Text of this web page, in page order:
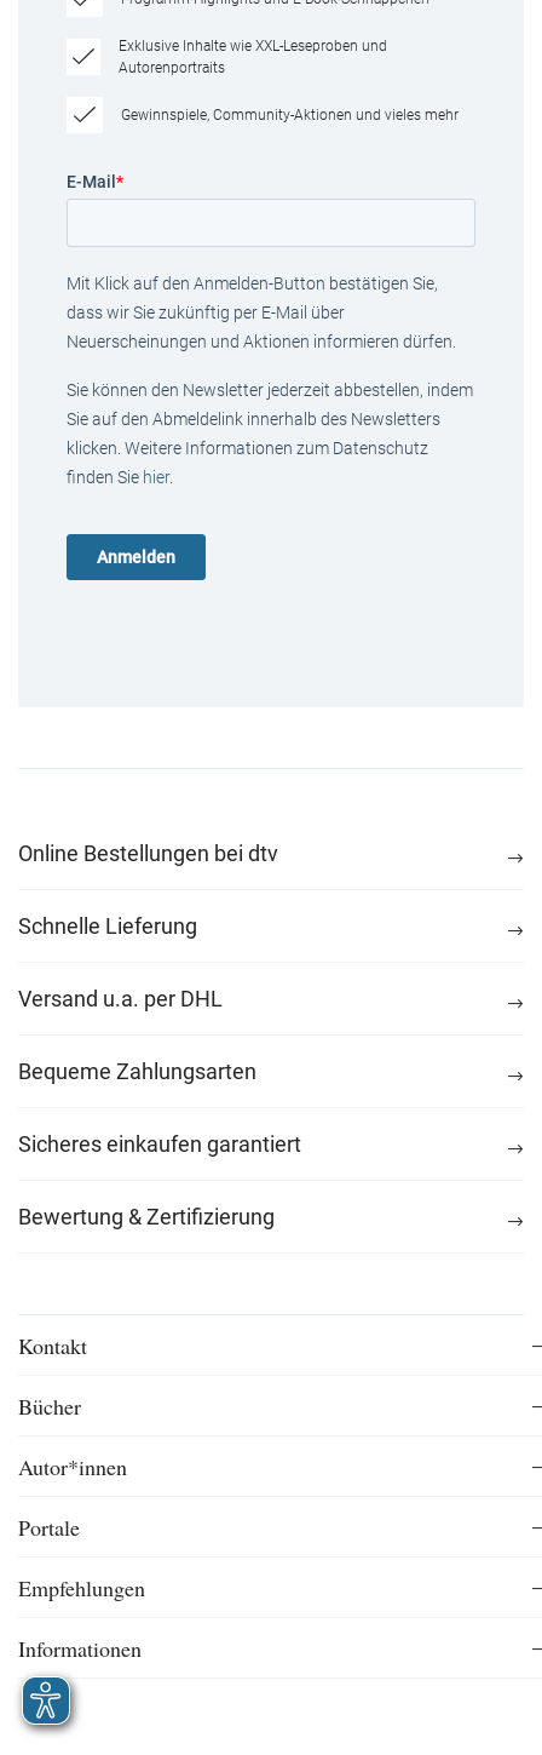
Exklusive Inhalte wie XXL-Leseproben und
Autorenportraits
Gewinnspiele, Community-Aktionen und vieles mehr
E-Mail *
Mit Klick auf den Anmelden-Button bestätigen Sie,
dass wir Sie zukünftig per E-Mail über
Neuerscheinungen und Aktionen informieren dürfen.
Sie können den Newsletter jederzeit abbestellen, indem
Sie auf den Abmeldelink innerhalb des Newsletters
klicken. Weitere Informationen zum Datenschutz
finden Sie hier.
Online Bestellungen bei dtv
Schnelle Lieferung
Versand u.a. per DHL
Bequeme Zahlungsarten
Sicheres einkaufen garantiert
Bewertung & Zertifizierung
Kontakt
Bücher
Autor*innen
Portale
Empfehlungen
Informationen